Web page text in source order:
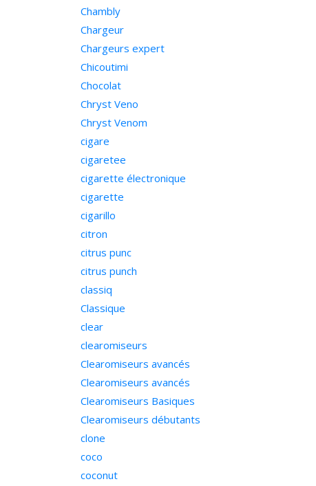
Chambly
Chargeur
Chargeurs expert
Chicoutimi
Chocolat
Chryst Veno
Chryst Venom
cigare
cigaretee
cigarette électronique
cigarette
cigarillo
citron
citrus punc
citrus punch
classiq
Classique
clear
clearomiseurs
Clearomiseurs avancés
Clearomiseurs avancés
Clearomiseurs Basiques
Clearomiseurs débutants
clone
coco
coconut